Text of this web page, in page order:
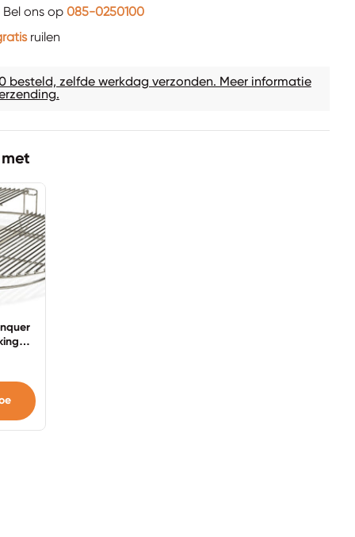
Bel ons op 085-0250100
ruilen
besteld, zelfde werkdag verzonden. Meer informatie
25